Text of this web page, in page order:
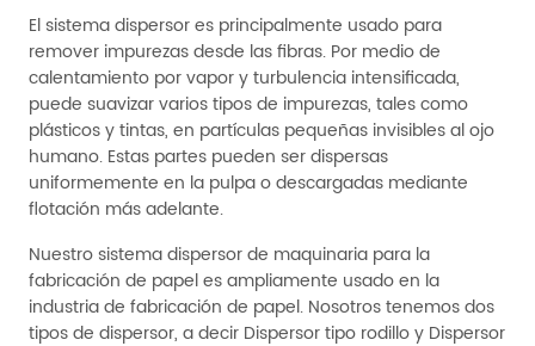
El sistema dispersor es principalmente usado para
remover impurezas desde las fibras. Por medio de
calentamiento por vapor y turbulencia intensificada,
puede suavizar varios tipos de impurezas, tales como
plásticos y tintas, en partículas pequeñas invisibles al ojo
humano. Estas partes pueden ser dispersas
uniformemente en la pulpa o descargadas mediante
flotación más adelante.
Nuestro sistema dispersor de maquinaria para la
fabricación de papel es ampliamente usado en la
industria de fabricación de papel. Nosotros tenemos dos
tipos de dispersor, a decir Dispersor tipo rodillo y Dispersor